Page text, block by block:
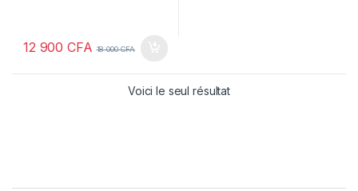
12 900CFA 18 000CFA
Voici le seul résultat